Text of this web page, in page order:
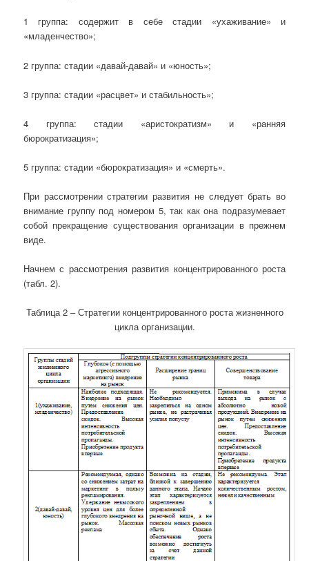
1 группа: содержит в себе стадии «ухаживание» и
«младенчество»;
2 группа: стадии «давай-давай» и «юность»;
3 группа: стадии «расцвет» и стабильность»;
4 группа: стадии «аристократизм» и «ранняя
бюрократизация»;
5 группа: стадии «бюрократизация» и «смерть».
При рассмотрении стратегии развития не следует брать во
внимание группу под номером 5, так как она подразумевает
собой прекращение существования организации в прежнем
виде.
Начнем с рассмотрения развития концентрированного роста
(табл. 2).
Таблица 2 – Стратегии концентрированного роста жизненного
цикла организации.